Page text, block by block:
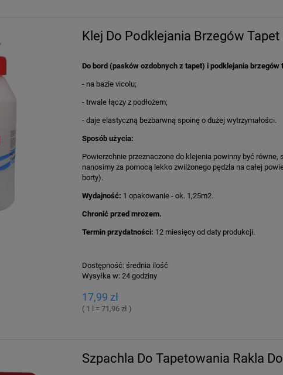
Klej Do Podklejania Brzegów
Do bord (pasków ozdobnych z tapet) i podklejania brzegów
- na bazie vicolu;
- trwale łączy z podłożem;
- daje elastyczną bezbarwną spoinę o dużej wytrzymałości.
Sposób użycia:
Powierzchnie przeznaczone do klejenia powinny być
nanosimy za pomocą lekko zwilżonego pędzla na całej
borty).
Wydajność: 1 opakowanie - ok. 1,25m2.
Chronić przed mrozem.
Termin przydatności: 12 miesięcy od daty produkcji.
Dostępność: średnia ilość
Wysyłka w: 24 godziny
17,99 zł
( 1 l = 71,96 zł )
Szpachla Do Tapetowania Rakla